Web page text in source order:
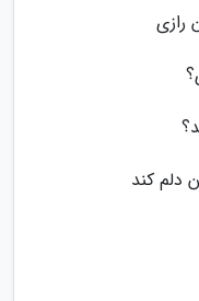
رازی
دلم کند